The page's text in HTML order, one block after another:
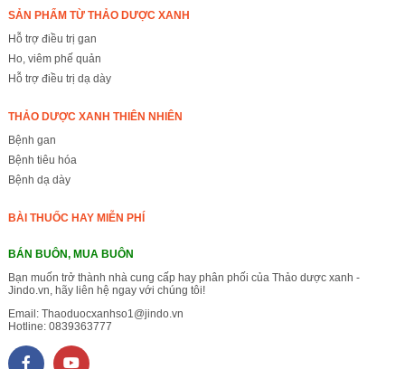
SẢN PHẨM TỪ THẢO DƯỢC XANH
Hỗ trợ điều trị gan
Ho, viêm phế quản
Hỗ trợ điều trị dạ dày
THẢO DƯỢC XANH THIÊN NHIÊN
Bệnh gan
Bệnh tiêu hóa
Bệnh dạ dày
BÀI THUỐC HAY MIỄN PHÍ
BÁN BUÔN, MUA BUÔN
Bạn muốn trở thành nhà cung cấp hay phân phối của Thảo dược xanh -
Jindo.vn, hãy liên hệ ngay với chúng tôi!
Email: Thaoduocxanhso1@jindo.vn
Hotline: 0839363777